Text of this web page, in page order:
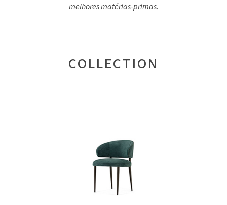
melhores matérias-primas.
COLLECTION